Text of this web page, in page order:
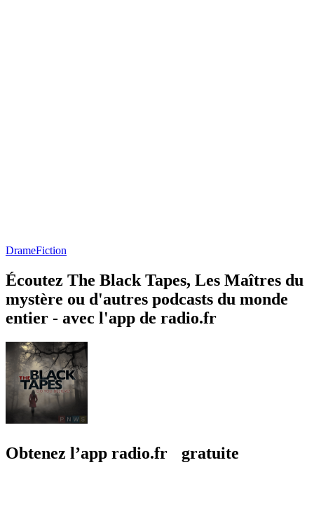
DrameFiction
Écoutez The Black Tapes, Les Maîtres du
mystère ou d'autres podcasts du monde
entier - avec l'app de radio.fr
Obtenez l’app radio.fr gratuite